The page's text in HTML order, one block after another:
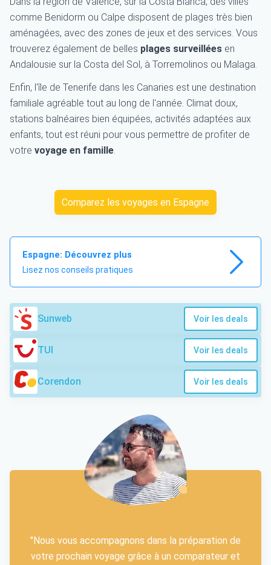
comme Benidorm ou Calpe disposent de plages très bien
aménagées, avec des zones de jeux et des services. Vous
trouverez également de belles plages surveillées en
Andalousie sur la Costa del Sol, à Torremolinos ou Malaga.
Enfin, l'île de Tenerife dans les Canaries est une destination
familiale agréable tout au long de l'année. Climat doux,
stations balnéaires bien équipées, activités adaptées aux
enfants, tout est réuni pour vous permettre de profiter de
votre voyage en famille.
Comparez les voyages en Espagne
Espagne: Découvrez plus
Lisez nos conseils pratiques
Sunweb Voir les deals
TUI Voir les deals
Corendon Voir les deals
"Nous vous accompagnons dans la préparation de
votre prochain voyage grâce à un comparateur et